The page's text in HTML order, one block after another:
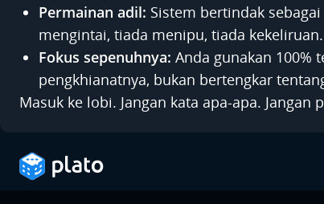
Permainan adil: Sistem bertindak
mengintai, tiada menipu, tiada kekeliruan.
Fokus sepenuhnya: Anda gunakan 100%
pengkhianatnya, bukan bertengkar
Masuk ke lobi. Jangan kata apa-apa. Jangan